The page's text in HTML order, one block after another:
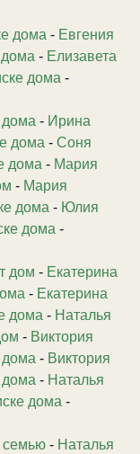
дома - Евгения
- Елизавета
дома -
дома - Ирина
дома - Соня
дома - Мария
- Мария
дома - Юлия
дома -
дом - Екатерина
- Екатерина
дома - Наталья
- Виктория
дома - Виктория
дома - Наталья
дома -
семью - Наталья